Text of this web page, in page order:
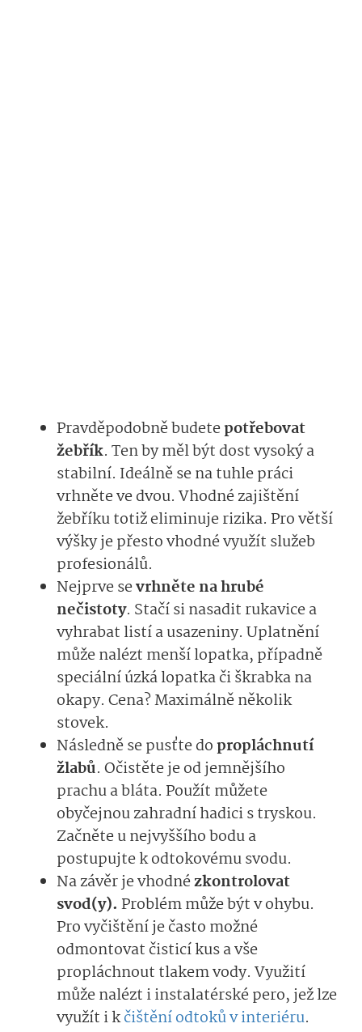
Pravděpodobně budetepotřebovat
žebřík. Ten by měl být dost vysoký a
stabilní. Ideálně se na tuhle práci
vrhněte ve dvou. Vhodné zajištění
žebříku totiž eliminuje rizika. Pro větší
výšky je přesto vhodné využít služeb
profesionálů.
Nejprve sevrhněte nahrubé
nečistoty. Stačí si nasadit rukavice a
vyhrabat listí a usazeniny. Uplatnění
může nalézt menší lopatka, případně
speciální úzká lopatka či škrabka na
okapy. Cena? Maximálně několik
stovek.
Následně se pusťte dopropláchnutí
žlabů. Očistěte je od jemnějšího
prachu a bláta. Použít můžete
obyčejnou zahradní hadici s tryskou.
Začněte u nejvyššího bodu a
postupujte k odtokovému svodu.
Na závěr je vhodnézkontrolovat
svod(y). Problém může být v ohybu.
Pro vyčištění je často možné
odmontovat čisticí kus a vše
propláchnout tlakem vody. Využití
může nalézt iinstalatérské pero, jež lze
využít i kčištění odtoků v interiéru.